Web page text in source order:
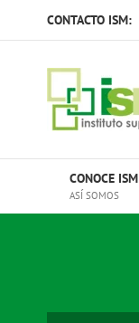
CONTACTO ISM:
CONOCE ISM
ASÍ SOMOS